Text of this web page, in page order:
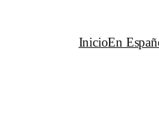
InicioEn